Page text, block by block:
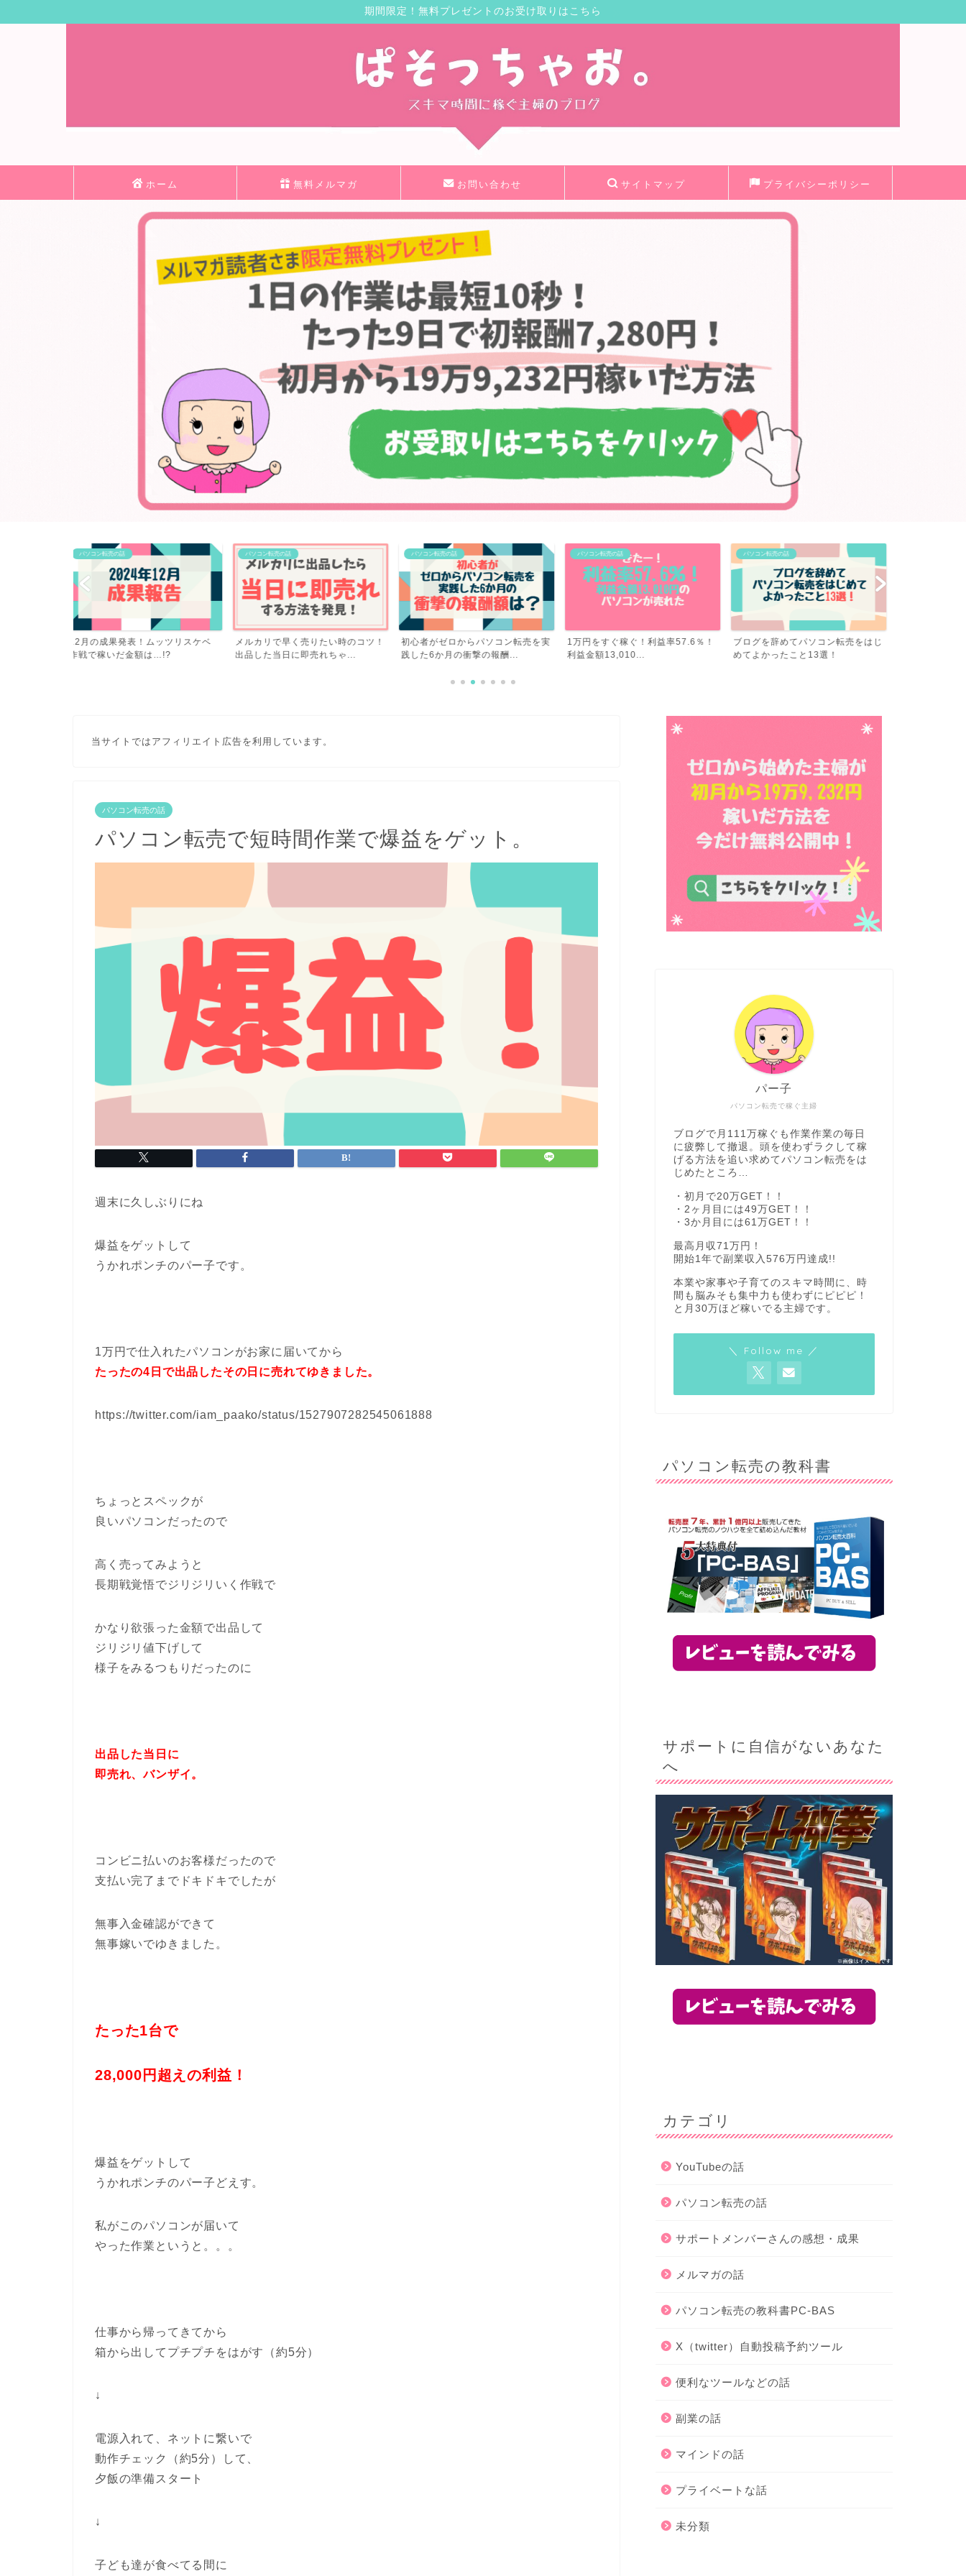
期間限定！無料プレゼントのお受け取りはこちら
ホーム 無料メルマガ お問い合わせ サイトマップ プライバシーポリシー
パソコン転売の話
メルカリで早く売りたい時のコツ！
出品した当日に即売れちゃ...
パソコン転売の話
初心者がゼロからパソコン転売を実
践した6か月の衝撃の報酬...
パソコン転売の話
1万円をすぐ稼ぐ！利益率57.6％！
利益金額13,010...
パソコン転売の話
ブログを辞めてパソコン転売をはじ
めてよかったこと13選！
パソコン転売の話
転売の利益率が高いのはやっぱりコ
レ！６４．６％でパソコン...
当サイトではアフィリエイト広告を利用しています。
パソコン転売の話
パソコン転売で短時間作業で爆益をゲット。
週末に久しぶりにね
爆益をゲットして
うかれポンチのパー子です。
1万円で仕入れたパソコンがお家に届いてから
たったの4日で出品したその日に売れてゆきました。
https://twitter.com/iam_paako/status/1527907282545061888
ちょっとスペックが
良いパソコンだったので
高く売ってみようと
長期戦覚悟でジリジリいく作戦で
かなり欲張った金額で出品して
ジリジリ値下げして
様子をみるつもりだったのに
出品した当日に
即売れ、バンザイ。
コンビニ払いのお客様だったので
支払い完了までドキドキでしたが
無事入金確認ができて
無事嫁いでゆきました。
たった1台で
28,000円超えの利益！
爆益をゲットして
うかれポンチのパー子どえす。
私がこのパソコンが届いて
やった作業というと。。。
仕事から帰ってきてから
箱から出してプチプチをはがす（約5分）
↓
電源入れて、ネットに繋いで
動作チェック（約5分）して、
夕飯の準備スタート
↓
子ども達が食べてる間に
パソコン転売で稼ぐ主婦
パー子
ブログで月111万稼ぐも作業作業の毎日
に疲弊して撤退。頭を使わずラクして稼
げる方法を追い求めてパソコン転売をは
じめたところ…
・初月で20万GET！！
・2ヶ月目には49万GET！！
・3か月目には61万GET！！
最高月収71万円！
開始1年で副業収入576万円達成!!
本業や家事や子育てのスキマ時間に、時
間も脳みそも集中力も使わずにピピピ！
と月30万ほど稼いでる主婦です。
＼ Follow me ／
パソコン転売の教科書
サポートに自信がないあなた
へ
カテゴリ
YouTubeの話
パソコン転売の話
サポートメンバーさんの感想・成果
メルマガの話
パソコン転売の教科書PC-BAS
X（twitter）自動投稿予約ツール
便利なツールなどの話
副業の話
マインドの話
プライベートな話
未分類